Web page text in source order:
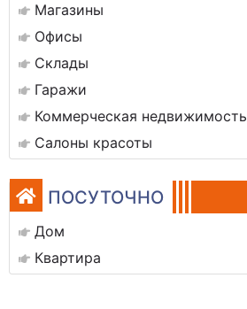
Магазины
Офисы
Склады
Гаражи
Коммерческая недвижимость
Салоны красоты
ПОСУТОЧНО
Дом
Квартира